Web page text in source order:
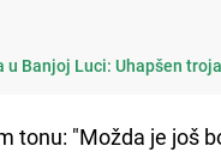
Banjoj Luci: Uhapšen
"Možda je još